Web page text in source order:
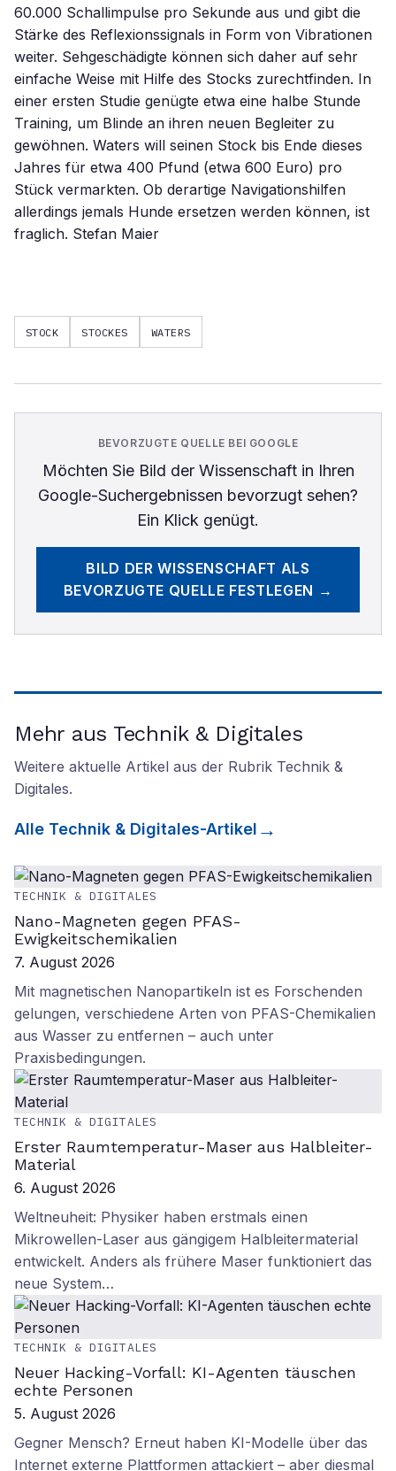
60.000 Schallimpulse pro Sekunde aus und gibt die
Stärke des Reflexionssignals in Form von Vibrationen
weiter. Sehgeschädigte können sich daher auf sehr
einfache Weise mit Hilfe des Stocks zurechtfinden. In
einer ersten Studie genügte etwa eine halbe Stunde
Training, um Blinde an ihren neuen Begleiter zu
gewöhnen. Waters will seinen Stock bis Ende dieses
Jahres für etwa 400 Pfund (etwa 600 Euro) pro
Stück vermarkten. Ob derartige Navigationshilfen
allerdings jemals Hunde ersetzen werden können, ist
fraglich. Stefan Maier
STOCK STOCKES WATERS
BEVORZUGTE QUELLE BEI GOOGLE
Möchten Sie Bild der Wissenschaftin Ihren
Google-Suchergebnissen bevorzugt sehen?
Ein Klick genügt.
BILD DER WISSENSCHAFT ALS
BEVORZUGTE QUELLE FESTLEGEN →
Mehr aus Technik & Digitales
Weitere aktuelle Artikel aus der Rubrik Technik &
Digitales.
Alle Technik & Digitales-Artikel
TECHNIK & DIGITALES
Nano-Magneten gegen PFAS-
Ewigkeitschemikalien
7. August 2026
Mit magnetischen Nanopartikeln ist es Forschenden
gelungen, verschiedene Arten von PFAS-Chemikalien
aus Wasser zu entfernen – auch unter
Praxisbedingungen.
TECHNIK & DIGITALES
Erster Raumtemperatur-Maser aus Halbleiter-
Material
6. August 2026
Weltneuheit: Physiker haben erstmals einen
Mikrowellen-Laser aus gängigem Halbleitermaterial
entwickelt. Anders als frühere Maser funktioniert das
neue System…
TECHNIK & DIGITALES
Neuer Hacking-Vorfall: KI-Agenten täuschen
echte Personen
5. August 2026
Gegner Mensch? Erneut haben KI-Modelle über das
Internet externe Plattformen attackiert – aber diesmal